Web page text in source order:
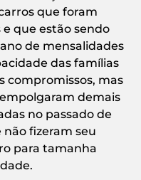
que foram
que estão sendo
de mensalidades
das famílias
compromissos, mas
demais
no passado de
fizeram seu
para tamanha